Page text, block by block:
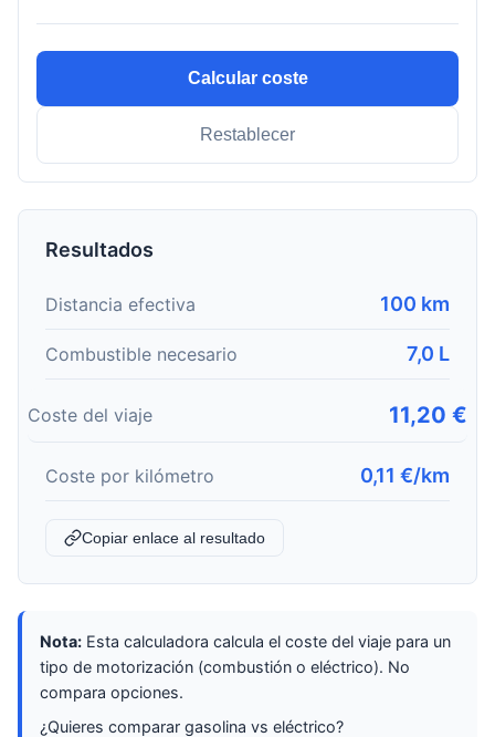
Calcular coste
Restablecer
Resultados
Distancia efectiva 100 km
Combustible necesario 7,0 L
Coste del viaje 11,20 €
Coste por kilómetro 0,11 €/km
Copiar enlace al resultado
Nota: Esta calculadora calcula el coste del viaje para un
tipo de motorización (combustión o eléctrico). No
compara opciones.
¿Quieres comparar gasolina vs eléctrico?